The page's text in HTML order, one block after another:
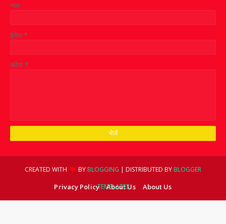
नाम
ईमेल*
संदेश *
CREATED WITH BY BLOGGING | DISTRIBUTED BY BLOGGER
TEMPLATES
Privacy Policy About Us About Us